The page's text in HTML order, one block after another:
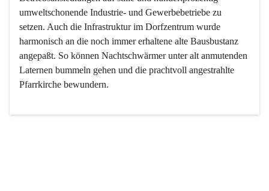
umweltschonende Industrie- und Gewerbebetriebe zu
setzen. Auch die Infrastruktur im Dorfzentrum wurde
harmonisch an die noch immer erhaltene alte Bausbustanz
angepaßt. So können Nachtschwärmer unter alt anmutenden
Laternen bummeln gehen und die prachtvoll angestrahlte
Pfarrkirche bewundern.
Der Weinbau dominert heute nicht mehr, ist aber integrativer